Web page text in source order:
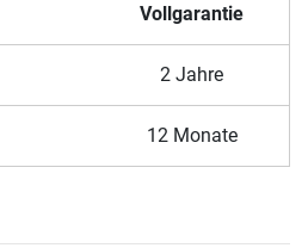
Vollgarantie
2 Jahre
12 Monate